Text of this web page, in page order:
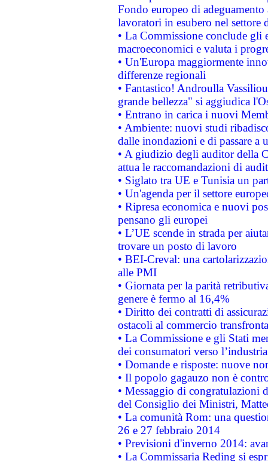
Fondo europeo di
lavoratori in esubero nel
• La Commissione conclude
macroeconomici e valuta i
• Un'Europa maggiormente
differenze regionali
• Fantastico! Androulla
grande bellezza" si aggiudica
• Entrano in carica i nuovi
• Ambiente: nuovi studi
dalle inondazioni e di passare a
• A giudizio degli auditor della
attua le raccomandazioni di
• Siglato tra UE e Tunisia un
• Un'agenda per il settore
• Ripresa economica e nuovi
pensano gli europei
• L’UE scende in strada per
trovare un posto di lavoro
• BEI-Creval: una
alle PMI
• Giornata per la parità
genere è fermo al 16,4%
• Diritto dei contratti di
ostacoli al commercio
• La Commissione e gli Stati
dei consumatori verso
• Domande e risposte: nuove
• Il popolo gagauzo non è
• Messaggio di congratulazioni
del Consiglio dei Ministri,
• La comunità Rom: una
26 e 27 febbraio 2014
• Previsioni d'inverno 2014:
• La Commissaria Reding si